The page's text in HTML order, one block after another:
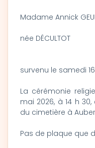
Madame Annick
née DÉCULTOT
survenu le samedi
La cérémonie
mai 2026, à 14 h
du cimetière à
Pas de plaque que